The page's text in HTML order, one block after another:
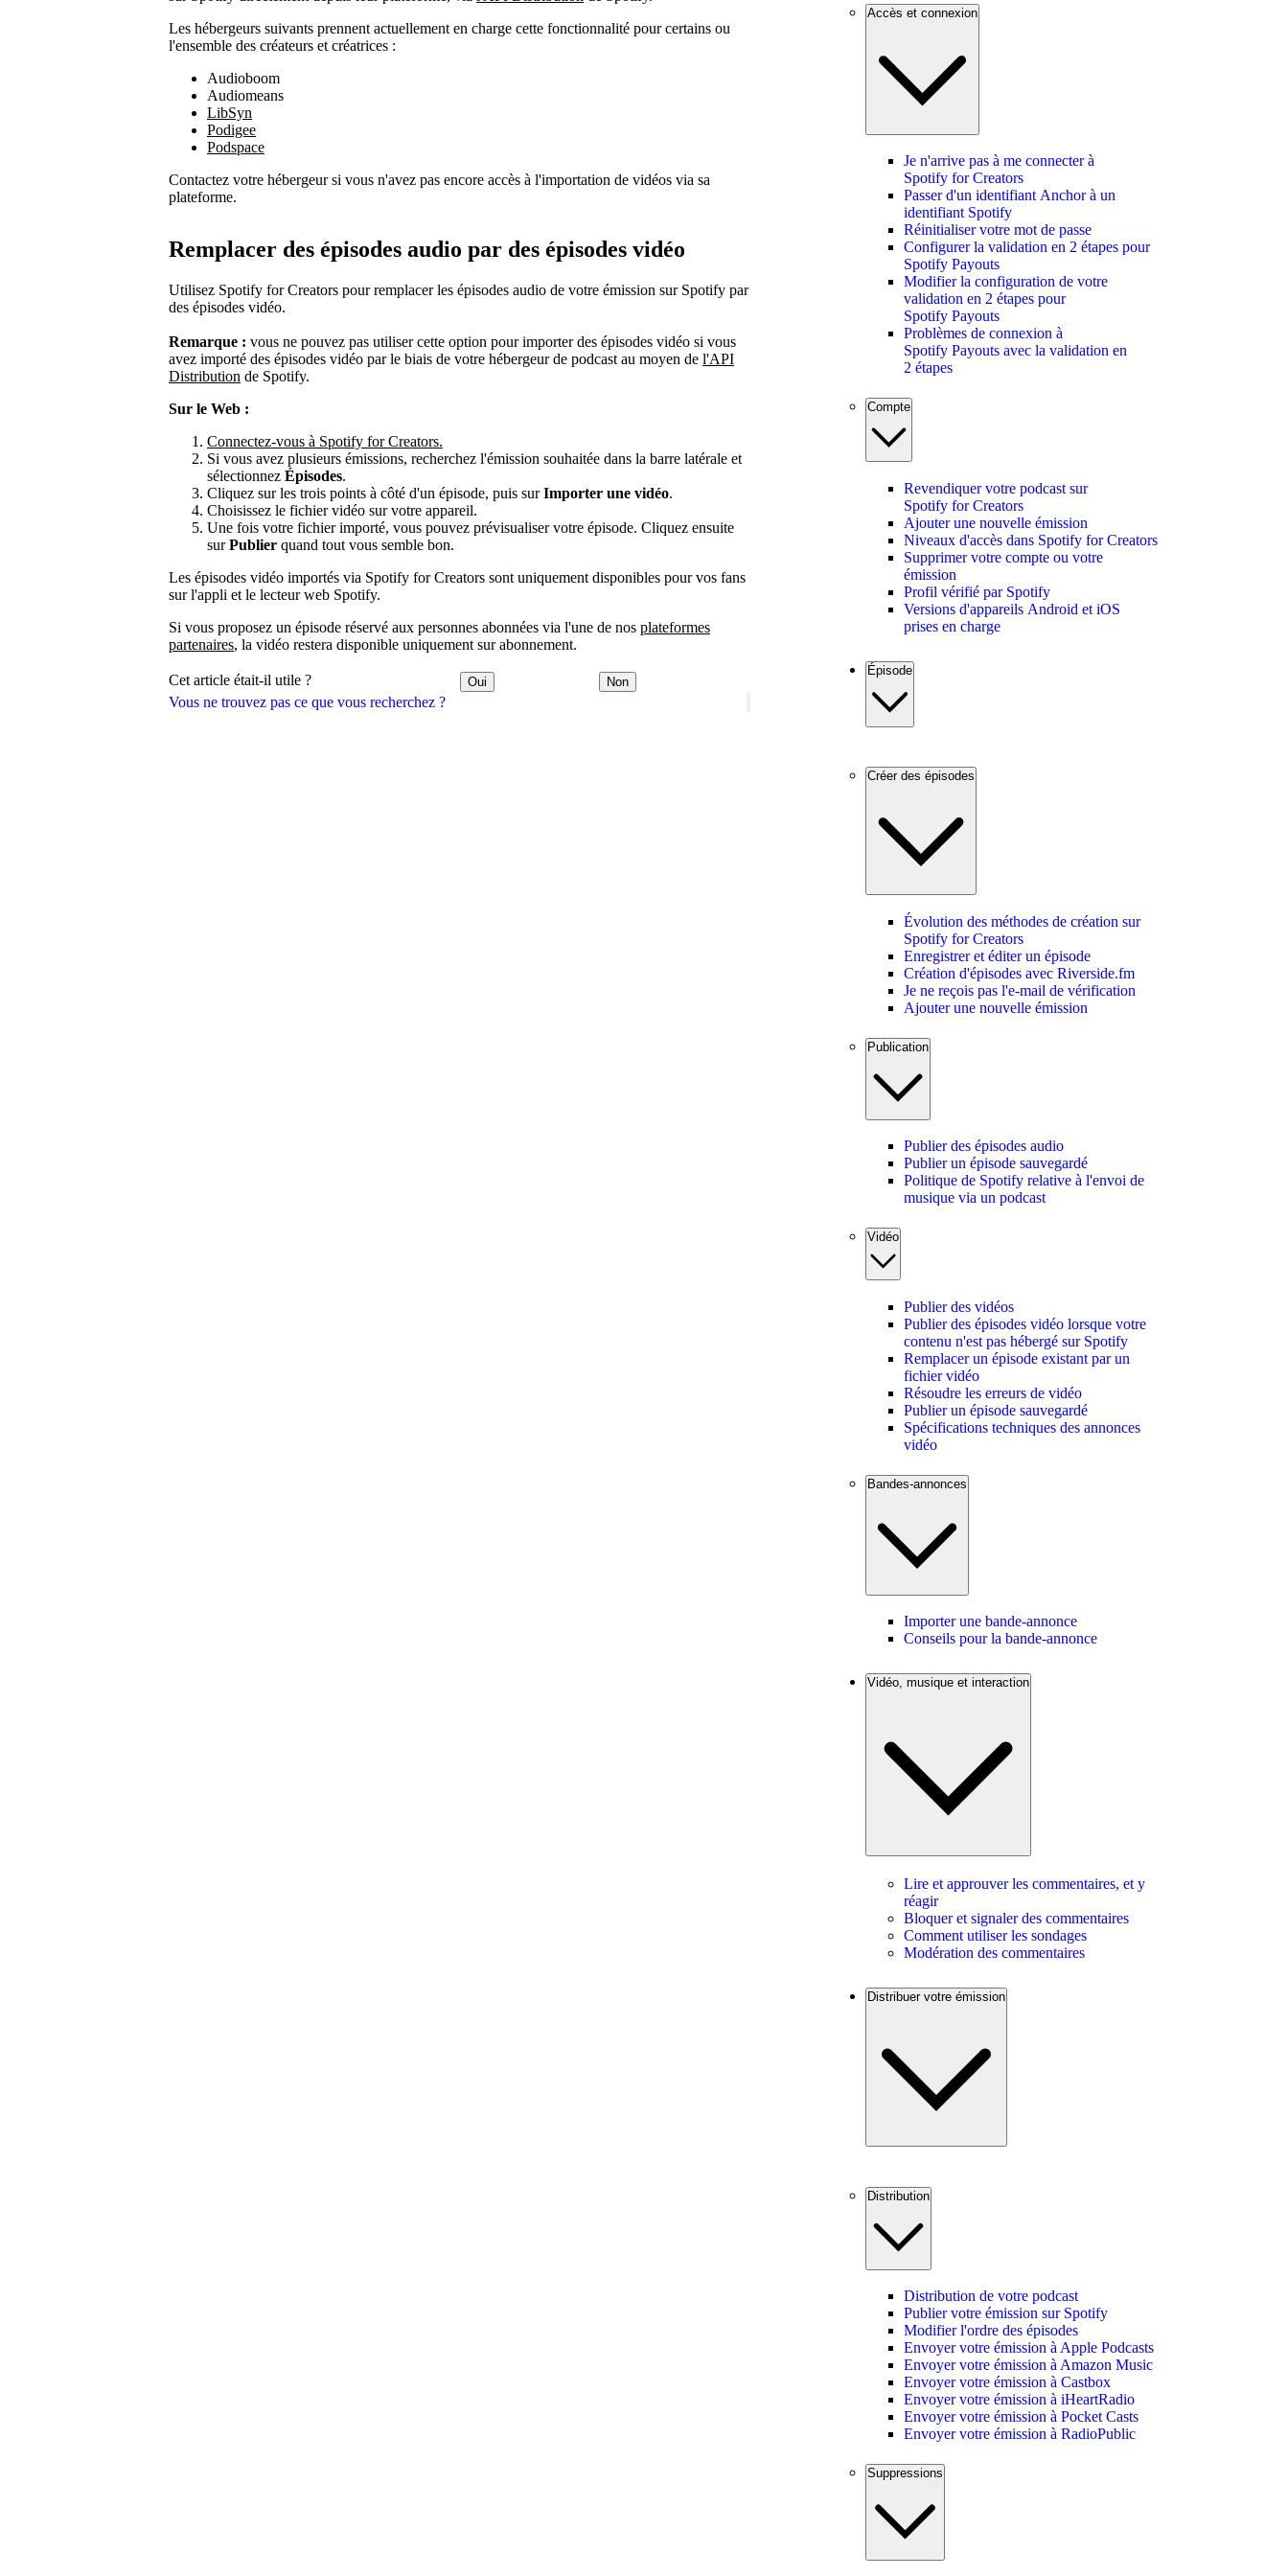
Vous ne trouvez pas ce que vous recherchez ?
Les hébergeurs suivants prennent actuellement en charge cette fonctionnalité pour certains ou
l'ensemble des créateurs et créatrices :
Audioboom
Audiomeans
LibSyn
Podigee
Podspace
Contactez votre hébergeur si vous n'avez pas encore accès à l'importation de vidéos via sa
plateforme.
Remplacer des épisodes audio par des épisodes vidéo
Utilisez Spotify for Creators pour remplacer les épisodes audio de votre émission sur Spotify par
des épisodes vidéo.
Remarque : vous ne pouvez pas utiliser cette option pour importer des épisodes vidéo si vous
avez importé des épisodes vidéo par le biais de votre hébergeur de podcast au moyen de l'API
Distribution de Spotify.
Sur le Web :
Connectez-vous à Spotify for Creators.
Si vous avez plusieurs émissions, recherchez l'émission souhaitée dans la barre latérale et
sélectionnez Épisodes.
Cliquez sur les trois points à côté d'un épisode, puis surImporter une vidéo.
Choisissez le fichier vidéo sur votre appareil.
Une fois votre fichier importé, vous pouvez prévisualiser votre épisode. Cliquez ensuite
surPublier quand tout vous semble bon.
Les épisodes vidéo importés via Spotify for Creators sont uniquement disponibles pour vos fans
sur l'appli et le lecteur web Spotify.
Si vous proposez un épisode réservé aux personnes abonnées via l'une de nos plateformes
partenaires, la vidéo restera disponible uniquement sur abonnement.
Cet article était-il utile ? Oui Non
Accès et connexion
Je n'arrive pas à me connecter à
Spotify for Creators
Passer d'un identifiant Anchor à un
identifiant Spotify
Réinitialiser votre mot de passe
Configurer la validation en 2 étapes pour
Spotify Payouts
Modifier la configuration de votre
validation en 2 étapes pour
Spotify Payouts
Problèmes de connexion à
Spotify Payouts avec la validation en
2 étapes
Compte
Revendiquer votre podcast sur
Spotify for Creators
Ajouter une nouvelle émission
Niveaux d'accès dans Spotify for Creators
Supprimer votre compte ou votre
émission
Profil vérifié par Spotify
Versions d'appareils Android et iOS
prises en charge
Épisode
Créer des épisodes
Évolution des méthodes de création sur
Spotify for Creators
Enregistrer et éditer un épisode
Création d'épisodes avec Riverside.fm
Je ne reçois pas l'e-mail de vérification
Ajouter une nouvelle émission
Publication
Publier des épisodes audio
Publier un épisode sauvegardé
Politique de Spotify relative à l'envoi de
musique via un podcast
Vidéo
Publier des vidéos
Publier des épisodes vidéo lorsque votre
contenu n'est pas hébergé sur Spotify
Remplacer un épisode existant par un
fichier vidéo
Résoudre les erreurs de vidéo
Publier un épisode sauvegardé
Spécifications techniques des annonces
vidéo
Bandes-annonces
Importer une bande-annonce
Conseils pour la bande-annonce
Vidéo, musique et interaction
Lire et approuver les commentaires, et y
réagir
Bloquer et signaler des commentaires
Comment utiliser les sondages
Modération des commentaires
Distribuer votre émission
Distribution
Distribution de votre podcast
Publier votre émission sur Spotify
Modifier l'ordre des épisodes
Envoyer votre émission à Apple Podcasts
Envoyer votre émission à Amazon Music
Envoyer votre émission à Castbox
Envoyer votre émission à iHeartRadio
Envoyer votre émission à Pocket Casts
Envoyer votre émission à RadioPublic
Suppressions